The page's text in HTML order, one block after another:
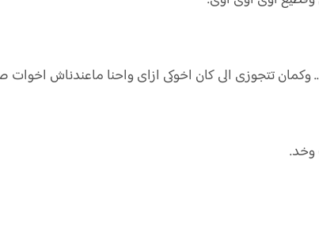
وكمان تتجوزى الى كان اخوكى ازاى واحنا ماعندناش اخوات
وخد.